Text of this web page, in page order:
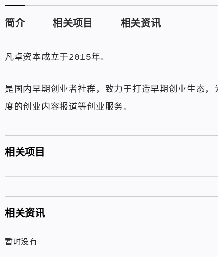
简介 相关项目 相关资讯
凡卓资本成立于2015年。
是国内早期创业者社群，致力于打造早期创业生态
度的创业内容报道等创业服务。
相关项目
相关资讯
暂时没有